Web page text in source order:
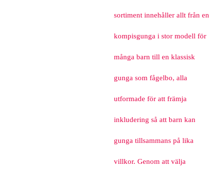
sortiment innehåller allt från en
kompisgunga i stor modell för
många barn till en klassisk
gunga som fågelbo, alla
utformade för att främja
inkludering så att barn kan
gunga tillsammans på lika
villkor. Genom att välja